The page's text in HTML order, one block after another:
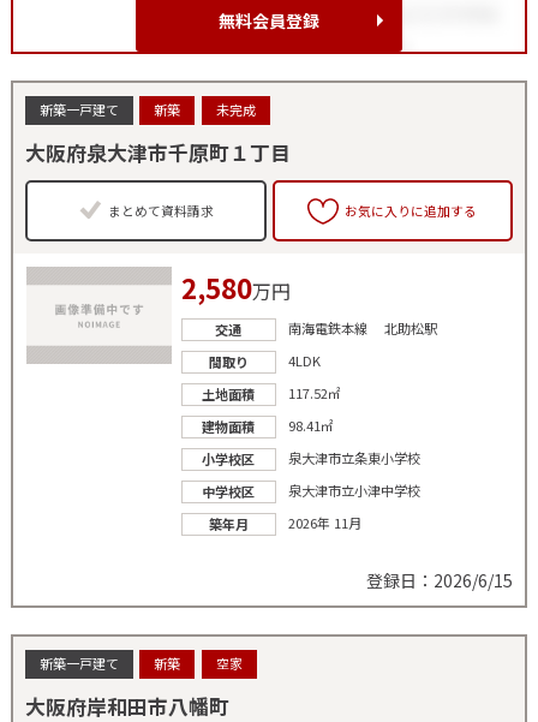
無料会員登録
新築一戸建て 新築 未完成
大阪府泉大津市千原町１丁目
まとめて資料請求 お気に入りに追加する
2,580万円
交通
南海電鉄本線 北助松駅
間取り
4LDK
土地面積
117.52㎡
建物面積
98.41㎡
小学校区
泉大津市立条東小学校
中学校区
泉大津市立小津中学校
築年月
2026年 11月
登録日：2026/6/15
新築一戸建て 新築 空家
大阪府岸和田市八幡町